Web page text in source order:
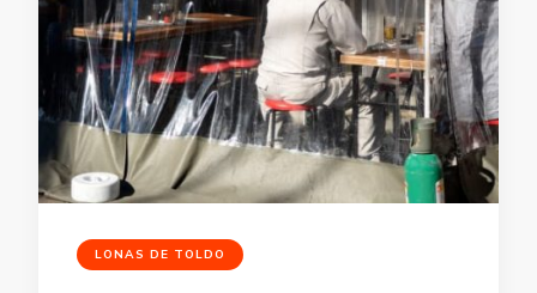
LONAS DE TOLDO